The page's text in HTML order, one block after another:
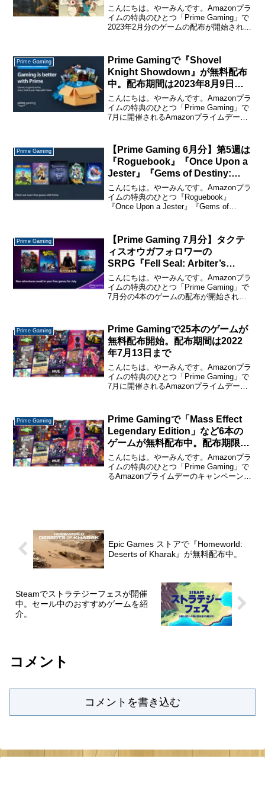
Morrowind – Game of the Year
Edition』『Onsen Master』が無
料配布中。
こんにちは。やーみんです。Amazonプラ
イムの特典のひとつ「Prime Gaming」で
2023年2月分のゲームの配布が開始されま
は違うようですが、3月の頭くらいまで...
Prime Gaming
Prime Gamingで『Shovel
Knight Showdown』が無料配布
中。配布期間は2023年8月9日ま
で
こんにちは。やーみんです。Amazonプラ
イムの特典のひとつ「Prime Gaming」で
7月に開催されるAmazonプライムデーの
Amazonプライ...
Prime Gaming
【Prime Gaming 6月分】第5週は
『Roguebook』『Once Upon a
Jester』『Gems of Destiny:
Homeless Dwarf』が無料配布
中。
こんにちは。やーみんです。Amazonプラ
イムの特典のひとつ『Roguebook』
『Once Upon a Jester』『Gems of
Prime Gaming
【Prime Gaming 7月分】タクテ
ィスオウガフォロワーの
SRPG『Fell Seal: Arbiter’s
Mark』など4本のゲームが無料配
布中。
こんにちは。やーみんです。Amazonプラ
イムの特典のひとつ「Prime Gaming」で
7月分の4本のゲームの配布が開始されま
ら→ Prime GamingP...
Prime Gaming
Prime Gamingで25本のゲームが
無料配布開始。配布期間は2022
年7月13日まで
こんにちは。やーみんです。Amazonプラ
イムの特典のひとつ「Prime Gaming」で
7月に開催されるAmazonプライムデーの
員なら無料で入手できますゲー...
Prime Gaming
Prime Gamingで「Mass Effect
Legendary Edition」など6本の
ゲームが無料配布中。配布期限は
7月13日まで
こんにちは。やーみんです。Amazonプラ
イムの特典のひとつ「Prime Gaming」で
るAmazonプライムデーのキャンペーンの
Epic Games ストアで『Homeworld:
Deserts of Kharak』が無料配布中。
Steamでストラテジーフェスが開催
中。セール中のおすすめゲームを紹
介。
コメント
コメントを書き込む